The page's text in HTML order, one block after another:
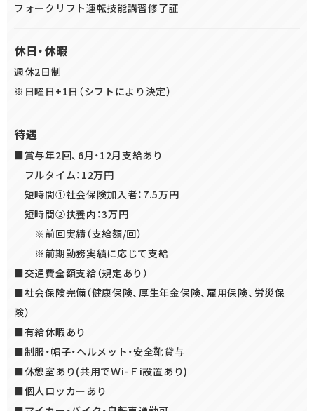
フォークリフト運転技能講習修了証
休日・休暇
週休2日制
※日曜日+1日（シフトにより決定）
待遇
■賞与年2回、6月・12月支給あり
フルタイム：12万円
短時間①社会保険加入者：7.5万円
短時間②扶養内：3万円
※前回実績（支給額/回）
※前期勤務実績に応じて支給
■交通費全額支給（規定あり）
■社会保険完備（健康保険、厚生年金保険、雇用保険、労災保
険）
■有給休暇あり
■制服・帽子・ヘルメット・安全靴貸与
■休憩室あり(共用でＷi-Ｆi設置あり)
■個人ロッカーあり